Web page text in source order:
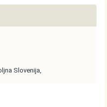
Slovenija,